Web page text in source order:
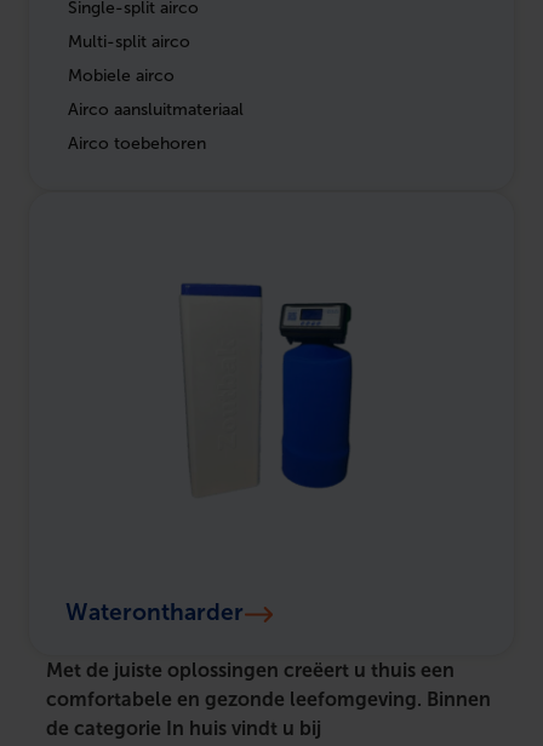
Single-split airco
Multi-split airco
Mobiele airco
Airco aansluitmateriaal
Airco toebehoren
Waterontharder
Met de juiste oplossingen creëert u thuis een
comfortabele en gezonde leefomgeving. Binnen
de categorie In huis vindt u bij